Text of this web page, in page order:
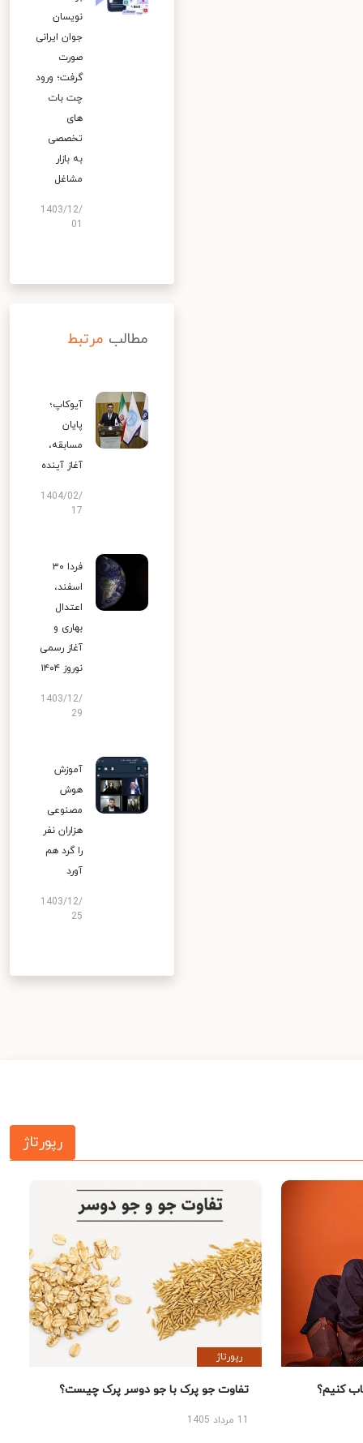
نویسان
جوان ایرانی
صورت
گرفت؛ ورود
چت بات
های
تخصصی
به بازار
مشاغل
1403/12/
مطالب مرتبط
آیوکاپ؛
پایان
مسابقه،
آغاز آینده
1404/02/
17
فردا ۳۰
اسفند،
اعتدال
بهاری و
آغاز رسمی
نوروز ۱۴۰۴
1403/12/
29
آموزش
هوش
مصنوعی
هزاران نفر
را گرد هم
آورد
1403/12/
25
رپورتاژ
کنیم؟
رپورتاژ
تفاوت جو پرک با جو دوسر پرک چیست؟